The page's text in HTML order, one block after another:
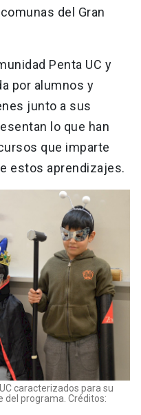
del Gran
Penta UC y
por alumnos y
junto a sus
lo que han
que imparte
estos aprendizajes.
caracterizados para su
del programa. Créditos: